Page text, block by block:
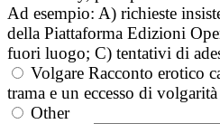
Ad esempio: A) richieste
della Piattaforma Edizioni
fuori luogo; C) tentativi di
Volgare Racconto erotico
trama e un eccesso di
Other